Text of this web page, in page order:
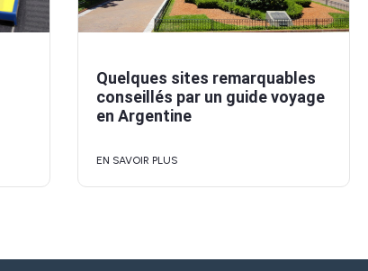
Quelques sites remarquables
conseillés par un guide voyage
en Argentine
EN SAVOIR PLUS